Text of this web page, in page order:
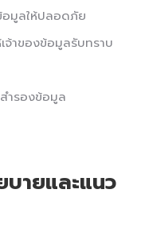
อมูลให้ปลอดภัย
จ้าของข้อมูลรับทราบ
ำรองข้อมูล
บายและแนว